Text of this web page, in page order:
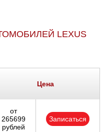
LEXUS
Цена
от
265699
рублей
Записаться